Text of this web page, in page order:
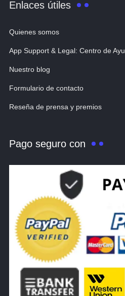
Enlaces útiles
Quienes somos
App Support & Legal: Centro de
Nuestro blog
Formulario de contacto
Reseña de prensa y premios
Pago seguro con